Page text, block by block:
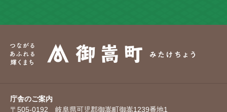
庁舎のご案内
〒505-0192 岐阜県可児郡御嵩町御嵩1239番地1